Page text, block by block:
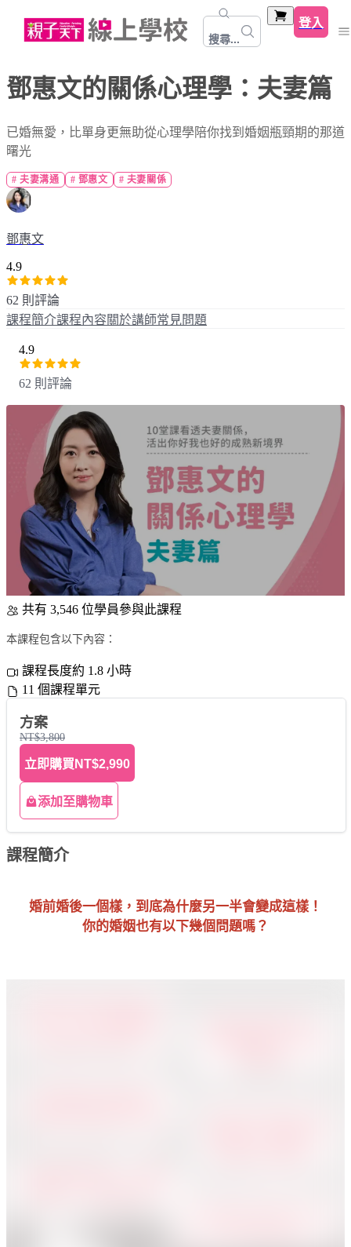
搜尋...
登入
鄧惠文的關係心理學：夫妻篇
已婚無愛，比單身更無助從心理學陪你找到婚姻瓶頸期的那道
曙光
#夫妻溝通 # 鄧惠文 # 夫妻關係
鄧惠文
4.9
62 則評論
課程簡介課程內容關於講師常見問題
4.9
62 則評論
共有 3,546 位學員參與此課程
本課程包含以下內容：
課程長度約 1.8 小時
11 個課程單元
方案
NT$3,800
立即購買 NT$2,990
添加至購物車
課程簡介
婚前婚後一個樣，到底為什麼另一半會變成這樣！
你的婚姻也有以下幾個問題嗎？